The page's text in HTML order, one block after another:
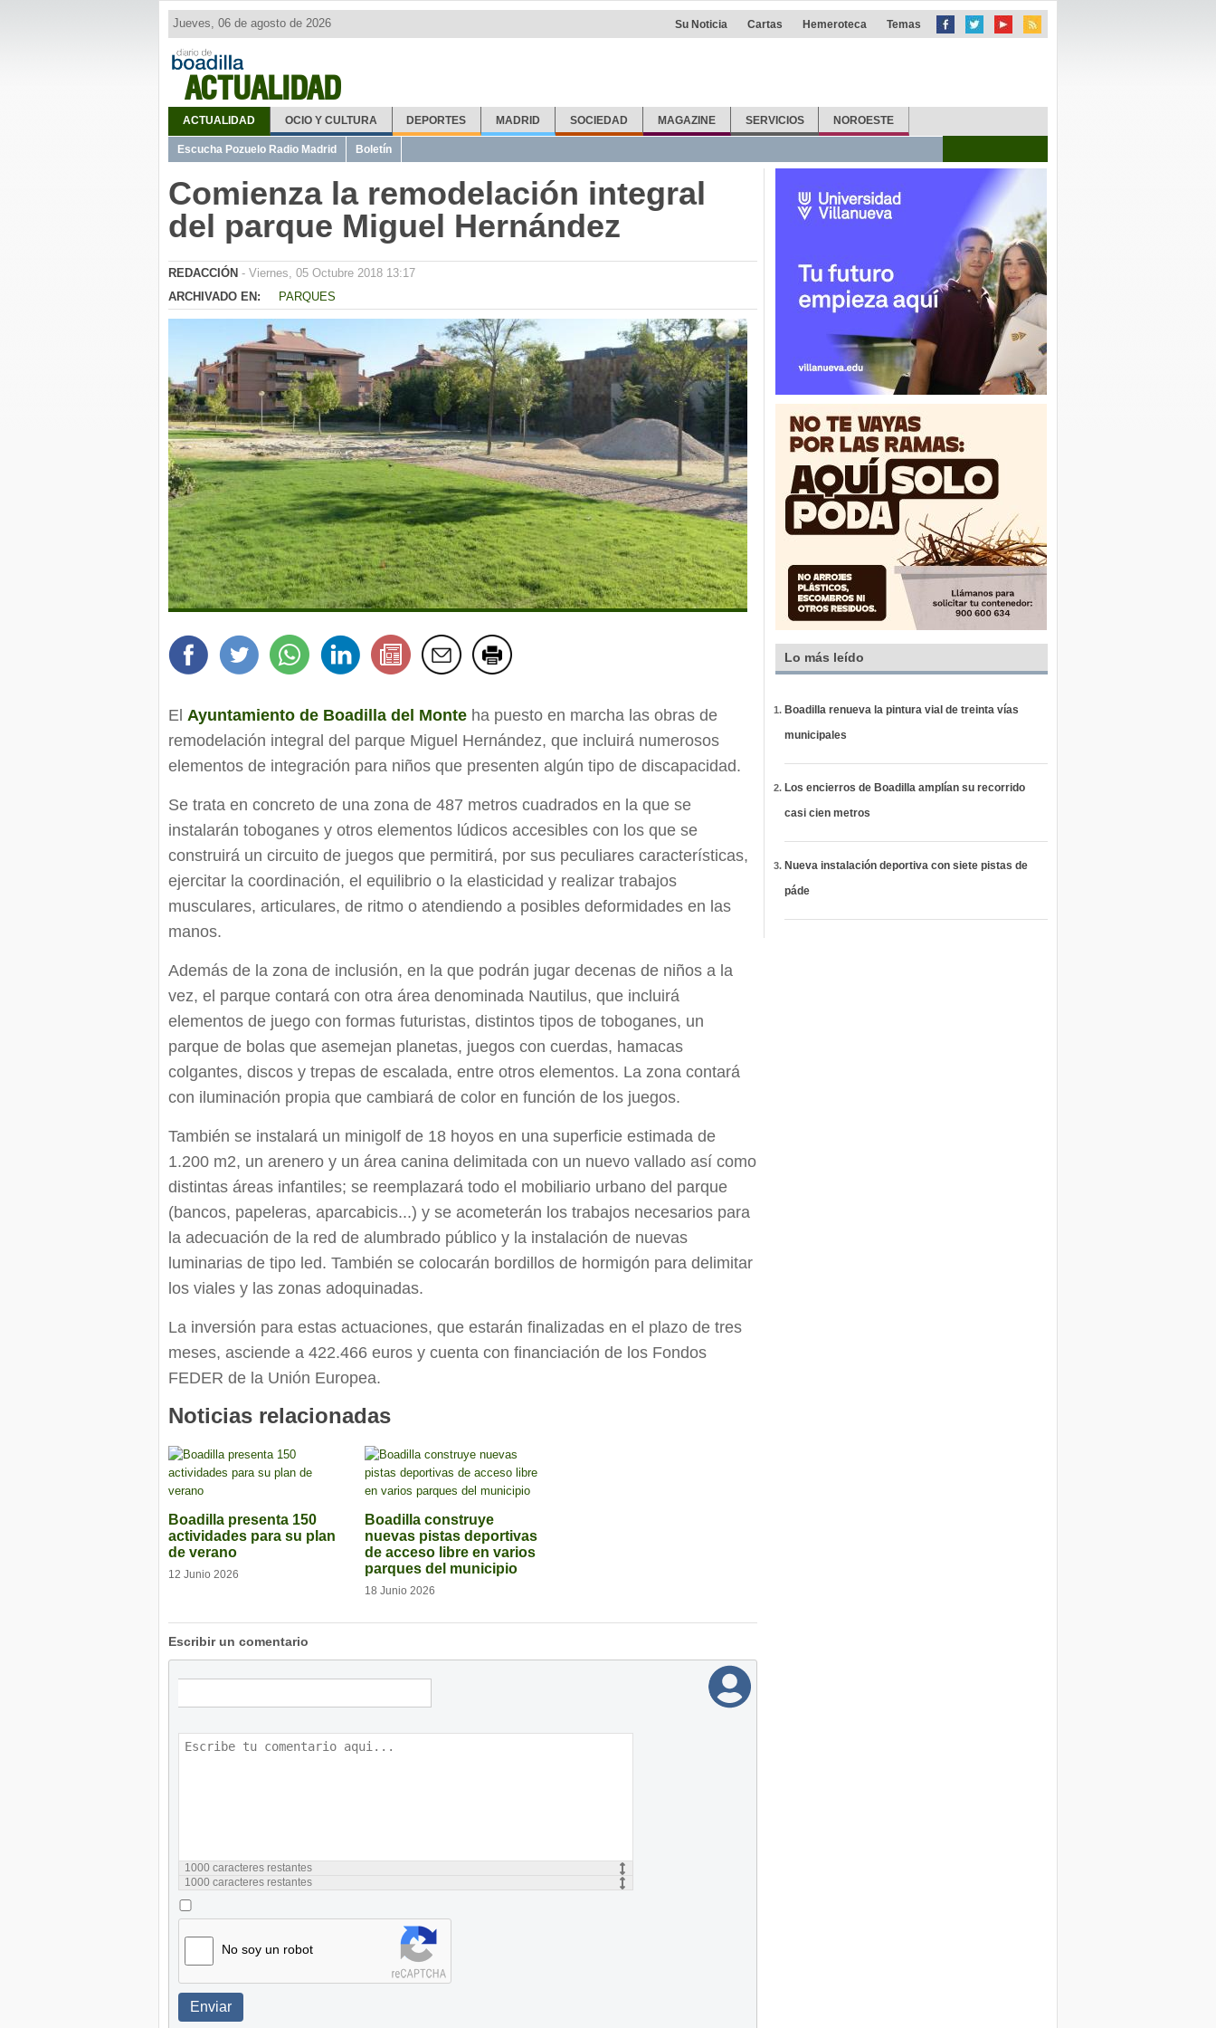
ACTUALIDAD
Jueves, 06 de agosto de 2026 Su Noticia Cartas Hemeroteca Temas
ACTUALIDAD OCIO Y CULTURA DEPORTES MADRID SOCIEDAD MAGAZINE SERVICIOS NOROESTE
Escucha Pozuelo Radio Madrid Boletín
Comienza la remodelación integral
del parque Miguel Hernández
REDACCIÓN - Viernes, 05 Octubre 2018 13:17
ARCHIVADO EN:
PARQUES
El Ayuntamiento de Boadilla del Monte ha puesto en marcha las obras de
remodelación integral del parque Miguel Hernández, que incluirá numerosos
elementos de integración para niños que presenten algún tipo de discapacidad.
Se trata en concreto de una zona de 487 metros cuadrados en la que se
instalarán toboganes y otros elementos lúdicos accesibles con los que se
construirá un circuito de juegos que permitirá, por sus peculiares características,
ejercitar la coordinación, el equilibrio o la elasticidad y realizar trabajos
musculares, articulares, de ritmo o atendiendo a posibles deformidades en las
manos.
Además de la zona de inclusión, en la que podrán jugar decenas de niños a la
vez, el parque contará con otra área denominada Nautilus, que incluirá
elementos de juego con formas futuristas, distintos tipos de toboganes, un
parque de bolas que asemejan planetas, juegos con cuerdas, hamacas
colgantes, discos y trepas de escalada, entre otros elementos. La zona contará
con iluminación propia que cambiará de color en función de los juegos.
También se instalará un minigolf de 18 hoyos en una superficie estimada de
1.200 m2, un arenero y un área canina delimitada con un nuevo vallado así como
distintas áreas infantiles; se reemplazará todo el mobiliario urbano del parque
(bancos, papeleras, aparcabicis...) y se acometerán los trabajos necesarios para
la adecuación de la red de alumbrado público y la instalación de nuevas
luminarias de tipo led. También se colocarán bordillos de hormigón para delimitar
los viales y las zonas adoquinadas.
La inversión para estas actuaciones, que estarán finalizadas en el plazo de tres
meses, asciende a 422.466 euros y cuenta con financiación de los Fondos
FEDER de la Unión Europea.
Noticias relacionadas
Boadilla presenta 150
actividades para su plan
de verano
12 Junio 2026
Boadilla construye
nuevas pistas deportivas
de acceso libre en varios
parques del municipio
18 Junio 2026
Escribir un comentario
1000 caracteres restantes
1000 caracteres restantes
No soy un robot
Enviar
Lo más leído
Boadilla renueva la pintura vial de treinta vías
municipales
Los encierros de Boadilla amplían su recorrido
casi cien metros
Nueva instalación deportiva con siete pistas de
páde